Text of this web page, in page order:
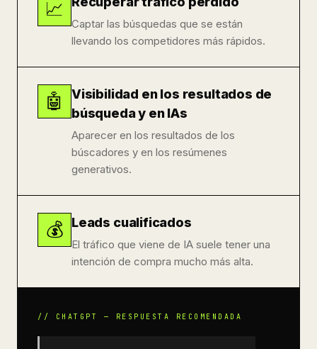
📈
Captar las búsquedas que se están
llevando los competidores más rápidos.
🤖
Visibilidad en los resultados de
búsqueda y en IAs
Aparecer en los resultados de los
búscadores y en los resúmenes
generativos.
💰 Leads cualificados
El tráfico que viene de IA suele tener una
intención de compra mucho más alta.